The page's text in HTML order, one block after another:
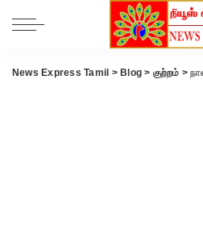
News Express Tamil > Blog > குற்றம் >